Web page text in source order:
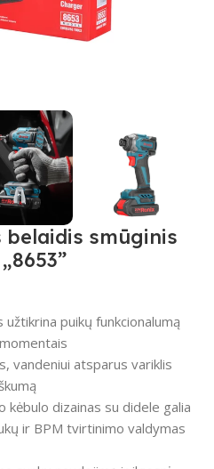
belaidis smūginis
puikų funkcionalumą
vandeniui atsparus variklis
kėbulo dizainas su didele galia
ir BPM tvirtinimo valdymas